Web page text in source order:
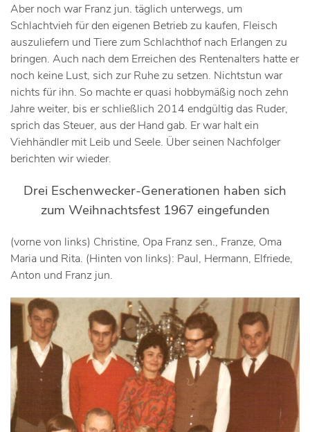
Aber noch war Franz jun. täglich unterwegs, um
Schlachtvieh für den eigenen Betrieb zu kaufen, Fleisch
auszuliefern und Tiere zum Schlachthof nach Erlangen zu
bringen. Auch nach dem Erreichen des Rentenalters hatte er
noch keine Lust, sich zur Ruhe zu setzen. Nichtstun war
nichts für ihn. So machte er quasi hobbymäßig noch zehn
Jahre weiter, bis er schließlich 2014 endgültig das Ruder,
sprich das Steuer, aus der Hand gab. Er war halt ein
Viehhändler mit Leib und Seele. Über seinen Nachfolger
berichten wir wieder.
Drei Eschenwecker-Generationen haben sich
zum Weihnachtsfest 1967 eingefunden
(vorne von links) Christine, Opa Franz sen., Franze, Oma
Maria und Rita. (Hinten von links): Paul, Hermann, Elfriede,
Anton und Franz jun.